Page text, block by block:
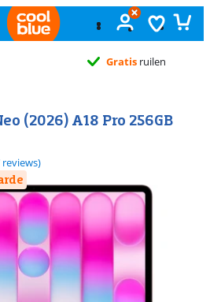
(2026) A18 Pro 256GB
gebaseerd op 37 reviews.
reviews)